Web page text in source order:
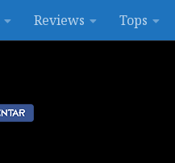
Reviews Tops